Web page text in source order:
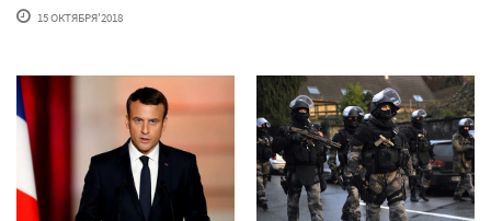
15 ОКТЯБРЯ'2018